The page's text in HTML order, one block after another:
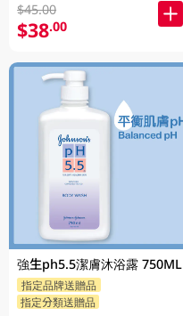
$45.00
$38.00
強生ph5.5潔膚沐浴露 750ML
指定品牌送贈品
指定分類送贈品